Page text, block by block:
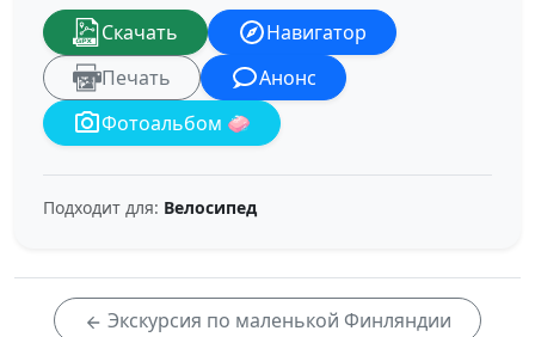
Скачать
Навигатор
Печать
Анонс
Фотоальбом 🧼
Подходит для: Велосипед
Экскурсия по маленькой Финляндии